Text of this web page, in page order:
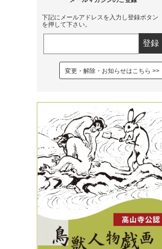
下記にメールアドレスを入力し登録ボタン
を押して下さい。
変更・解除・お知らせはこちら